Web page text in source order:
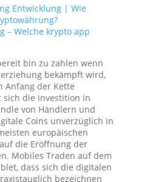
Entwicklung | Wie
– Welche krypto app
bin zu zahlen wenn
bekämpft wird,
Anfang der Kette
sich die investition in
von Händlern und
Coins unverzüglich in
europäischen
die Eröffnung der
Mobiles Traden auf dem
dass sich die digitalen
bezeichnen